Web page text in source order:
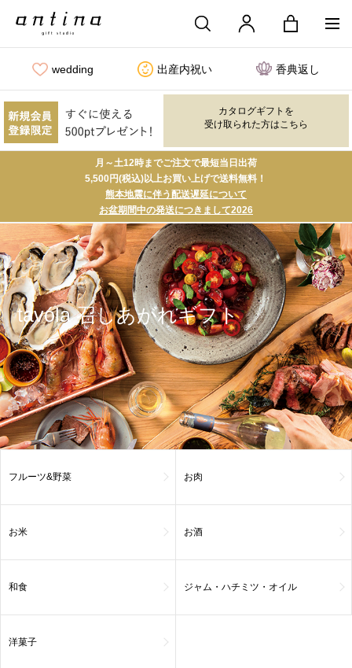
wedding 出産内祝い 香典返し
カタログギフトを
受け取られた方はこちら
月～土12時までご注文で最短当日出荷
5,500円(税込)以上お買い上げで送料無料！
熊本地震に伴う配送遅延について
お盆期間中の発送につきまして2026
tavóla 召しあがれギフト
フルーツ&野菜 お肉
お米 お酒
和食 ジャム・ハチミツ・オイル
洋菓子